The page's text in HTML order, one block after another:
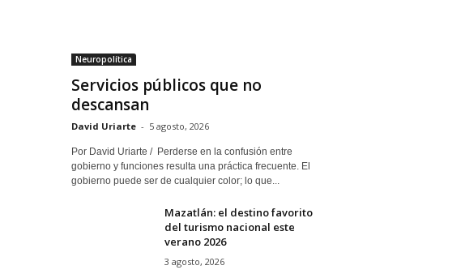
Neuropolítica
Servicios públicos que no
descansan
David Uriarte - 5 agosto, 2026
Por David Uriarte / Perderse en la confusión entre
gobierno y funciones resulta una práctica frecuente. El
gobierno puede ser de cualquier color; lo que...
Mazatlán: el destino favorito
del turismo nacional este
verano 2026
3 agosto, 2026